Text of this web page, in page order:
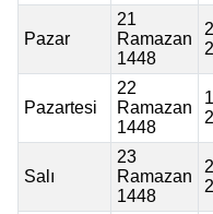
Pazar
21
Ramazan
1448
Pazartesi
22
Ramazan
1448
Salı
23
Ramazan
1448